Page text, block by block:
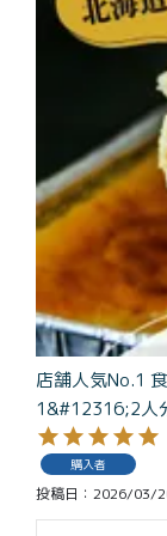
濃抹茶と
とろ生シ
クッキー
紅茶
お誕生日
手さげ袋
季節限定
価格別
店舗人気No.1
1&#12316;2人
購入者
投稿日 2026/03/